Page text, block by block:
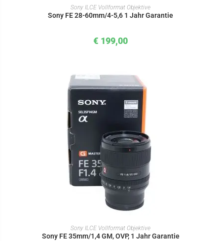
IN DEN WARENKORB
Sony ILCE Vollformat Objektive
Sony FE 28-60mm/4-5,6 1 Jahr Garantie
€ 199,00
IN DEN WARENKORB
Sony ILCE Vollformat Objektive
Sony FE 35mm/1,4 GM, OVP, 1 Jahr Garantie